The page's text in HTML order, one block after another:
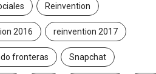
Reinvention
2016 reinvention 2017
fronteras Snapchat